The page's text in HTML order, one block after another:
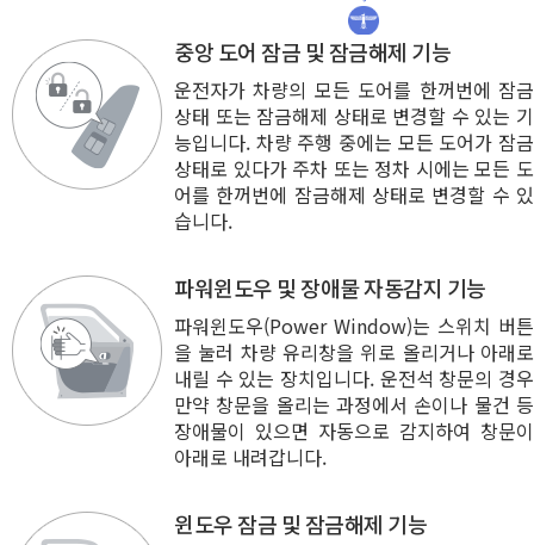
중앙 도어 잠금 및 잠금해제 기능
운전자가 차량의 모든 도어를 한꺼번에 잠금
상태 또는 잠금해제 상태로 변경할 수 있는 기
능입니다. 차량 주행 중에는 모든 도어가 잠금
상태로 있다가 주차 또는 정차 시에는 모든 도
어를 한꺼번에 잠금해제 상태로 변경할 수 있
습니다.
파워윈도우 및 장애물 자동감지 기능
파워윈도우(Power Window)는 스위치 버튼
을 눌러 차량 유리창을 위로 올리거나 아래로
내릴 수 있는 장치입니다. 운전석 창문의 경우
만약 창문을 올리는 과정에서 손이나 물건 등
장애물이 있으면 자동으로 감지하여 창문이
아래로 내려갑니다.
윈도우 잠금 및 잠금해제 기능